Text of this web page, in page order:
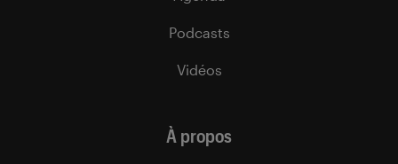
Podcasts
Vidéos
À propos